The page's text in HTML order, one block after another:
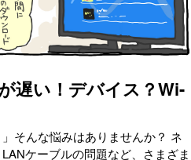
遅い！デバイス？Wi-
そんな悩みはありませんか？ ネ
ケーブルの問題など、さまざま